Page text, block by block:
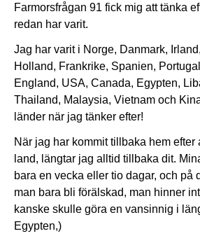
Farmorsfrågan 91 fick mig att tänka
redan har varit.
Jag har varit i Norge, Danmark,
Holland, Frankrike, Spanien,
England, USA, Canada, Egypten,
Thailand, Malaysia, Vietnam och
länder när jag tänker efter!
När jag har kommit tillbaka hem efter
land, längtar jag alltid tillbaka dit.
bara en vecka eller tio dagar, och på
man bara bli förälskad, man hinner
kanske skulle göra en vansinnig i
Egypten,)